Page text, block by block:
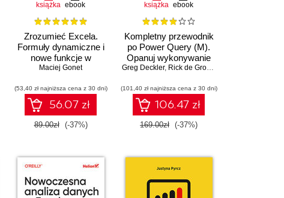
książka ebook
Zrozumieć Excela.
Formuły dynamiczne i
nowe funkcje w
Microsoft 365
Maciej Gonet
(53,40 zł najniższa cena z 30 dni)
56.07 zł
89.00zł (-37%)
książka ebook
Kompletny przewodnik
po Power Query (M).
Opanuj wykonywanie
złożonych
Greg Deckler, Rick de Groot ,
(101,40 zł najniższa cena z 30 dni)
106.47 zł
169.00zł (-37%)